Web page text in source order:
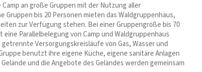
an große Gruppen mit der Nutzung aller
Gruppen bis 20 Personen mieten das Waldgruppenhaus,
zur Verfügung stehen. Bei einer Gruppengröße bis 70
Parallelbelegung von Camp und Waldgruppenhaus
getrennte Versorgungskreisläufe von Gas, Wasser und
benutzt ihre eigene Küche, eigene sanitäre Anlagen
und die Angebote des Geländes werden gemeinsam